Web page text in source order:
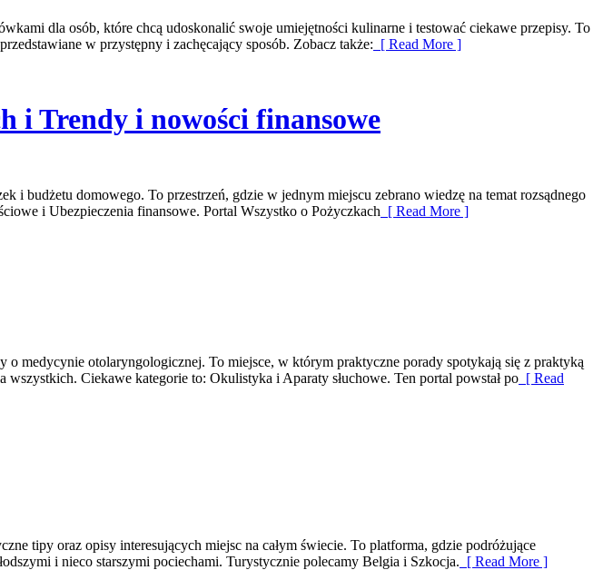
dla osób, które chcą udoskonalić swoje umiejętności kulinarne i testować ciekawe przepisy. To
w przystępny i zachęcający sposób. Zobacz także: [ Read More ]
i Trendy i nowości finansowe
i budżetu domowego. To przestrzeń, gdzie w jednym miejscu zebrano wiedzę na temat rozsądnego
i Ubezpieczenia finansowe. Portal Wszystko o Pożyczkach [ Read More ]
medycynie otolaryngologicznej. To miejsce, w którym praktyczne porady spotykają się z praktyką
Ciekawe kategorie to: Okulistyka i Aparaty słuchowe. Ten portal powstał po [ Read
tipy oraz opisy interesujących miejsc na całym świecie. To platforma, gdzie podróżujące
i nieco starszymi pociechami. Turystycznie polecamy Belgia i Szkocja. [ Read More ]